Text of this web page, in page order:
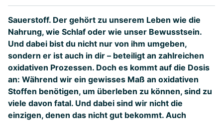
Sauerstoff. Der gehört zu unserem Leben wie die
Nahrung, wie Schlaf oder wie unser Bewusstsein.
Und dabei bist du nicht nur von ihm umgeben,
sondern er ist auch in dir – beteiligt an zahlreichen
oxidativen Prozessen. Doch es kommt auf die Dosis
an: Während wir ein gewisses Maß an oxidativen
Stoffen benötigen, um überleben zu können, sind zu
viele davon fatal. Und dabei sind wir nicht die
einzigen, denen das nicht gut bekommt. Auch